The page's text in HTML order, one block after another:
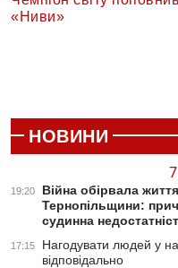
«Ниви»
НОВИНИ
19:20
Війна обірвала
Тернопільщини:
судинна
17:15
Нагодувати людей у
відповідально